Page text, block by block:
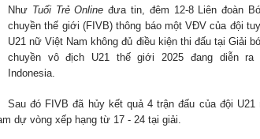
Như Tuổi Trẻ Onlineđưa tin, đêm 12-8 Liên đoàn
chuyền thế giới (FIVB) thông báo một VĐV của đội
U21 nữ Việt Nam không đủ điều kiện thi đấu tại Giải
chuyền vô địch U21 thế giới 2025 đang diễn ra
Indonesia.
Sau đó FIVB đã hủy kết quả 4 trận đấu của đội U21
dự vòng xếp hạng từ 17 - 24 tại giải.